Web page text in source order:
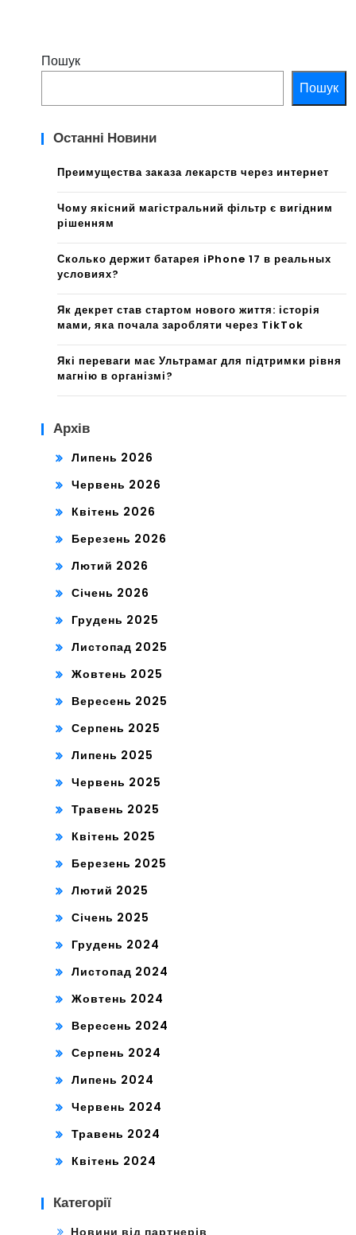
Пошук
Пошук
Останні Новини
Преимущества заказа лекарств через интернет
Чому якісний магістральний фільтр є вигідним
рішенням
Сколько держит батарея iPhone 17 в реальных
условиях?
Як декрет став стартом нового життя: історія
мами, яка почала заробляти через TikTok
Які переваги має Ультрамаг для підтримки рівня
магнію в організмі?
Архів
Липень 2026
Червень 2026
Квітень 2026
Березень 2026
Лютий 2026
Січень 2026
Грудень 2025
Листопад 2025
Жовтень 2025
Вересень 2025
Серпень 2025
Липень 2025
Червень 2025
Травень 2025
Квітень 2025
Березень 2025
Лютий 2025
Січень 2025
Грудень 2024
Листопад 2024
Жовтень 2024
Вересень 2024
Серпень 2024
Липень 2024
Червень 2024
Травень 2024
Квітень 2024
Категорії